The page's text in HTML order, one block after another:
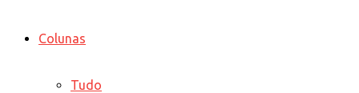
Colunas
Tudo